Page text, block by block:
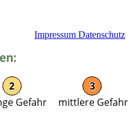
Impressum Datenschutz